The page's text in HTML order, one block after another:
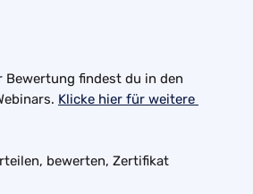
Bewertung findest du in den
Klicke hier für weitere
bewerten, Zertifikat